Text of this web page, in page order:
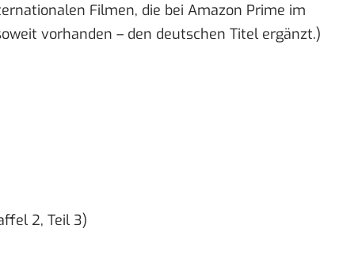
Filmen, die bei Amazon Prime im
vorhanden – den deutschen Titel ergänzt.)
2, Teil 3)